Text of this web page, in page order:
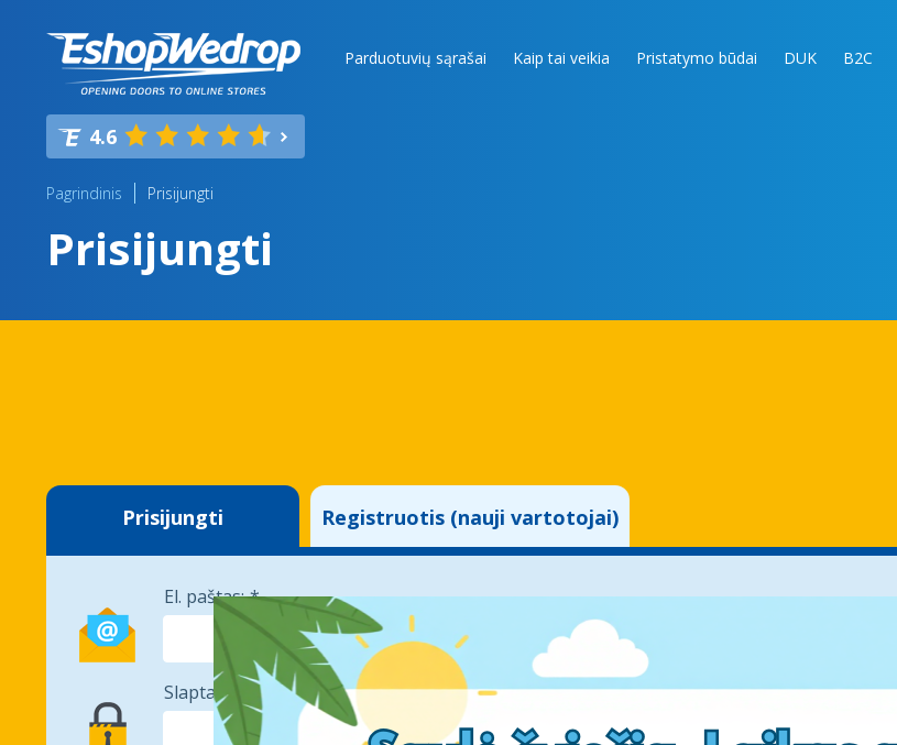
Parduotuvių sąrašai Kaip tai veikia Pristatymo būdai DUK B2C
4.6
Pagrindinis Prisijungti
Prisijungti
Prisijungti Registruotis (nauji vartotojai)
El. paštas:
Slaptažodis: